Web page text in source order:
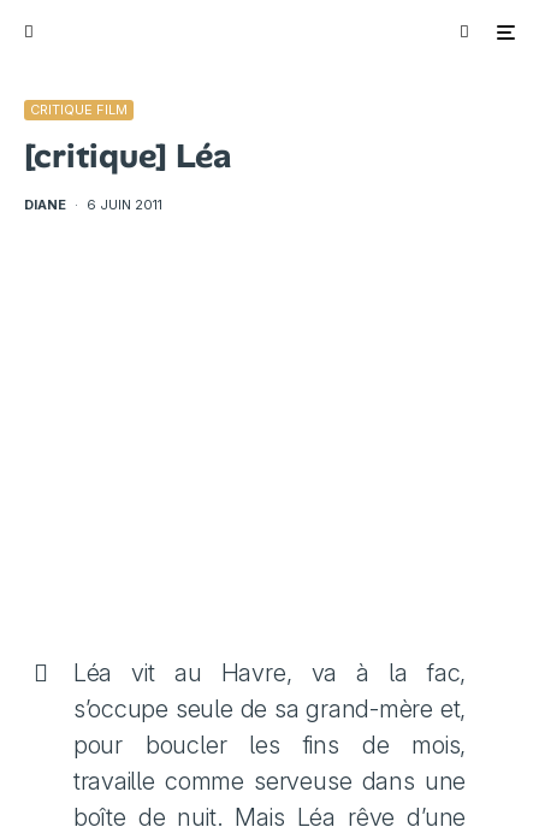
CRITIQUE FILM
[critique] Léa
DIANE · 6 JUIN 2011
Léa vit au Havre, va à la fac,
s’occupe seule de sa grand-mère et,
pour boucler les fins de mois,
travaille comme serveuse dans une
boîte de nuit. Mais Léa rêve d’une